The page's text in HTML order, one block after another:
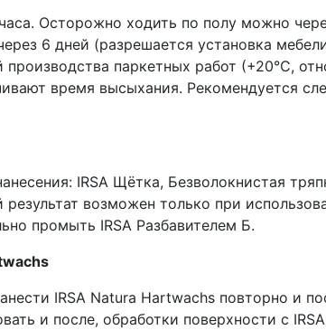
Осторожно ходить по полу можно
6 дней (разрешается установка
паркетных работ (+20°С,
время высыхания. Рекомендуется
IRSA Щётка, Безволокнистая
возможен только при
промыть IRSA Разбавителем Б.
IRSA Natura Hartwachs повторно и
и после, обработки поверхности с